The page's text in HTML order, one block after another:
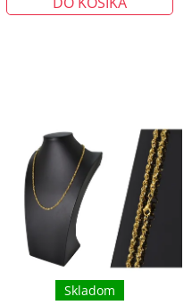
Skladom